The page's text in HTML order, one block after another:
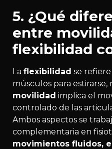
5. ¿Qué
entre
flexibilidad
La flexibilidad se
músculos para estirarse,
movilidad implica el
controlado de las
Ambos aspectos se
complementaria en
movimientos fluidos,